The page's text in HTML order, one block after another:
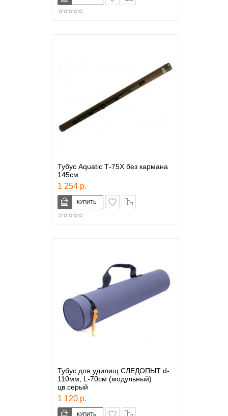
Тубус Aquatic Т-75Х без кармана
145см
1 254 р.
в закладки
Тубус для удилищ СЛЕДОПЫТ d-
110мм, L-70см (модульный)
цв.серый
1 120 р.
в закладки